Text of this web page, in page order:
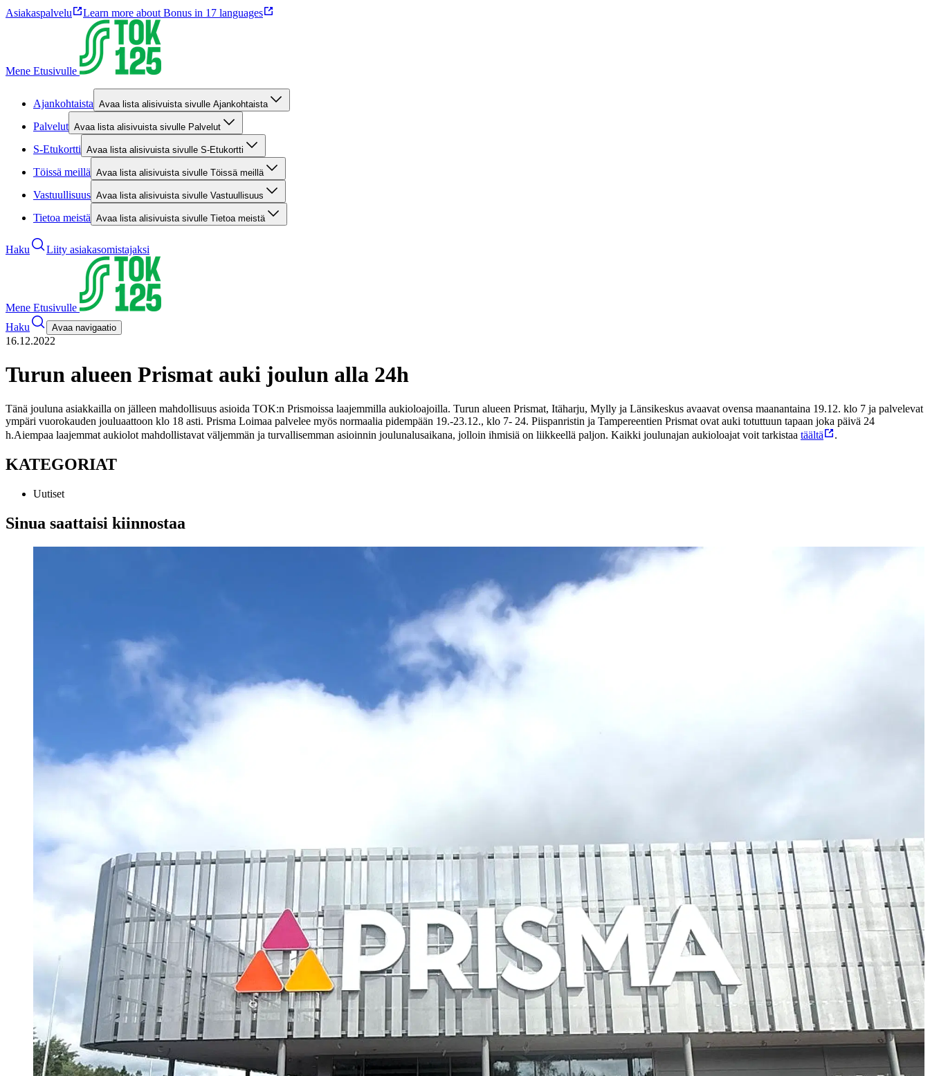
Asiakaspalvelu Learn more about Bonus in 17 languages
Mene Etusivulle
Ajankohtaista Avaa lista alisivuista sivulle Ajankohtaista
Palvelut Avaa lista alisivuista sivulle Palvelut
S-Etukortti Avaa lista alisivuista sivulle S-Etukortti
Töissä meillä Avaa lista alisivuista sivulle Töissä meillä
Vastuullisuus Avaa lista alisivuista sivulle Vastuullisuus
Tietoa meistä Avaa lista alisivuista sivulle Tietoa meistä
Haku Liity asiakasomistajaksi
Mene Etusivulle
Haku
Avaa navigaatio
16.12.2022
Turun alueen Prismat auki joulun alla 24h
Tänä jouluna asiakkailla on jälleen mahdollisuus asioida TOK:n Prismoissa laajemmilla aukioloajoilla. Turun alueen Prismat, Itäharju, Mylly ja Länsikeskus avaavat ovensa maanantaina 19.12. klo 7 ja palvelevat
ympäri vuorokauden jouluaattoon klo 18 asti. Prisma Loimaa palvelee myös normaalia pidempään 19.-23.12., klo 7- 24. Piispanristin ja Tampereentien Prismat ovat auki totuttuun tapaan joka päivä 24
h.Aiempaa laajemmat aukiolot mahdollistavat väljemmän ja turvallisemman asioinnin joulunalusaikana, jolloin ihmisiä on liikkeellä paljon. Kaikki joulunajan aukioloajat voit tarkistaa täältä .
KATEGORIAT
Uutiset
Sinua saattaisi kiinnostaa